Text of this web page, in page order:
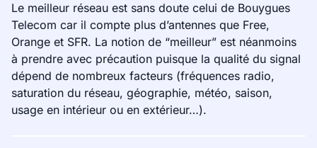
Le meilleur réseau est sans doute celui de Bouygues
Telecom car il compte plus d’antennes que Free,
Orange et SFR. La notion de “meilleur” est néanmoins
à prendre avec précaution puisque la qualité du signal
dépend de nombreux facteurs (fréquences radio,
saturation du réseau, géographie, météo, saison,
usage en intérieur ou en extérieur…).